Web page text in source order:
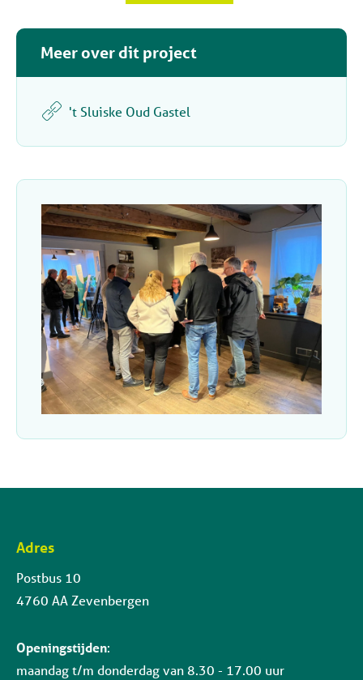
Meer over dit project
't Sluiske Oud Gastel
Contactinformatie
Adres
Postbus 10
4760 AA Zevenbergen
Openingstijden:
maandag t/m donderdag van 8.30 - 17.00 uur